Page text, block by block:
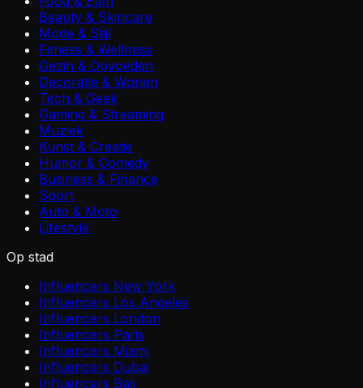
Beauty & Skincare
Mode & Stijl
Fitness & Wellness
Gezin & Opvoeden
Decoratie & Wonen
Tech & Geek
Gaming & Streaming
Muziek
Kunst & Creatie
Humor & Comedy
Business & Finance
Sport
Auto & Moto
Lifestyle
Op stad
Influencers New York
Influencers Los Angeles
Influencers London
Influencers Paris
Influencers Miami
Influencers Dubai
Influencers Bali